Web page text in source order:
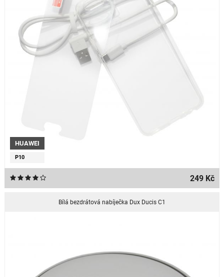
HUAWEI
P10
249 Kč
Bílá bezdrátová nabíječka Dux Ducis C1